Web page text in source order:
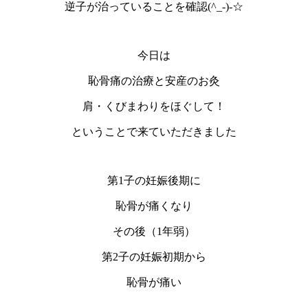
逆子が治っていることを確認(^_-)-☆
今日は
恥骨痛の治療と安産のお灸
肩・くびまわりをほぐして！
ということで来ていただきました
第1子の妊娠後期に
恥骨が痛くなり
その後（1年弱）
第2子の妊娠初期から
恥骨が痛い